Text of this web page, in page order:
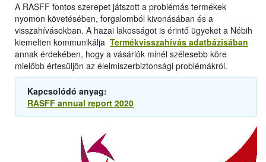
A RASFF fontos szerepet játszott a problémás termékek
nyomon követésében, forgalomból kivonásában és a
visszahívásokban. A hazai lakosságot is érintő ügyeket a Nébih
kiemelten kommunikálja Termékvisszahívás adatbázisában
annak érdekében, hogy a vásárlók minél szélesebb köre
mielőbb értesüljön az élelmiszerbiztonsági problémákról.
Kapcsolódó anyag:
RASFF annual report 2020